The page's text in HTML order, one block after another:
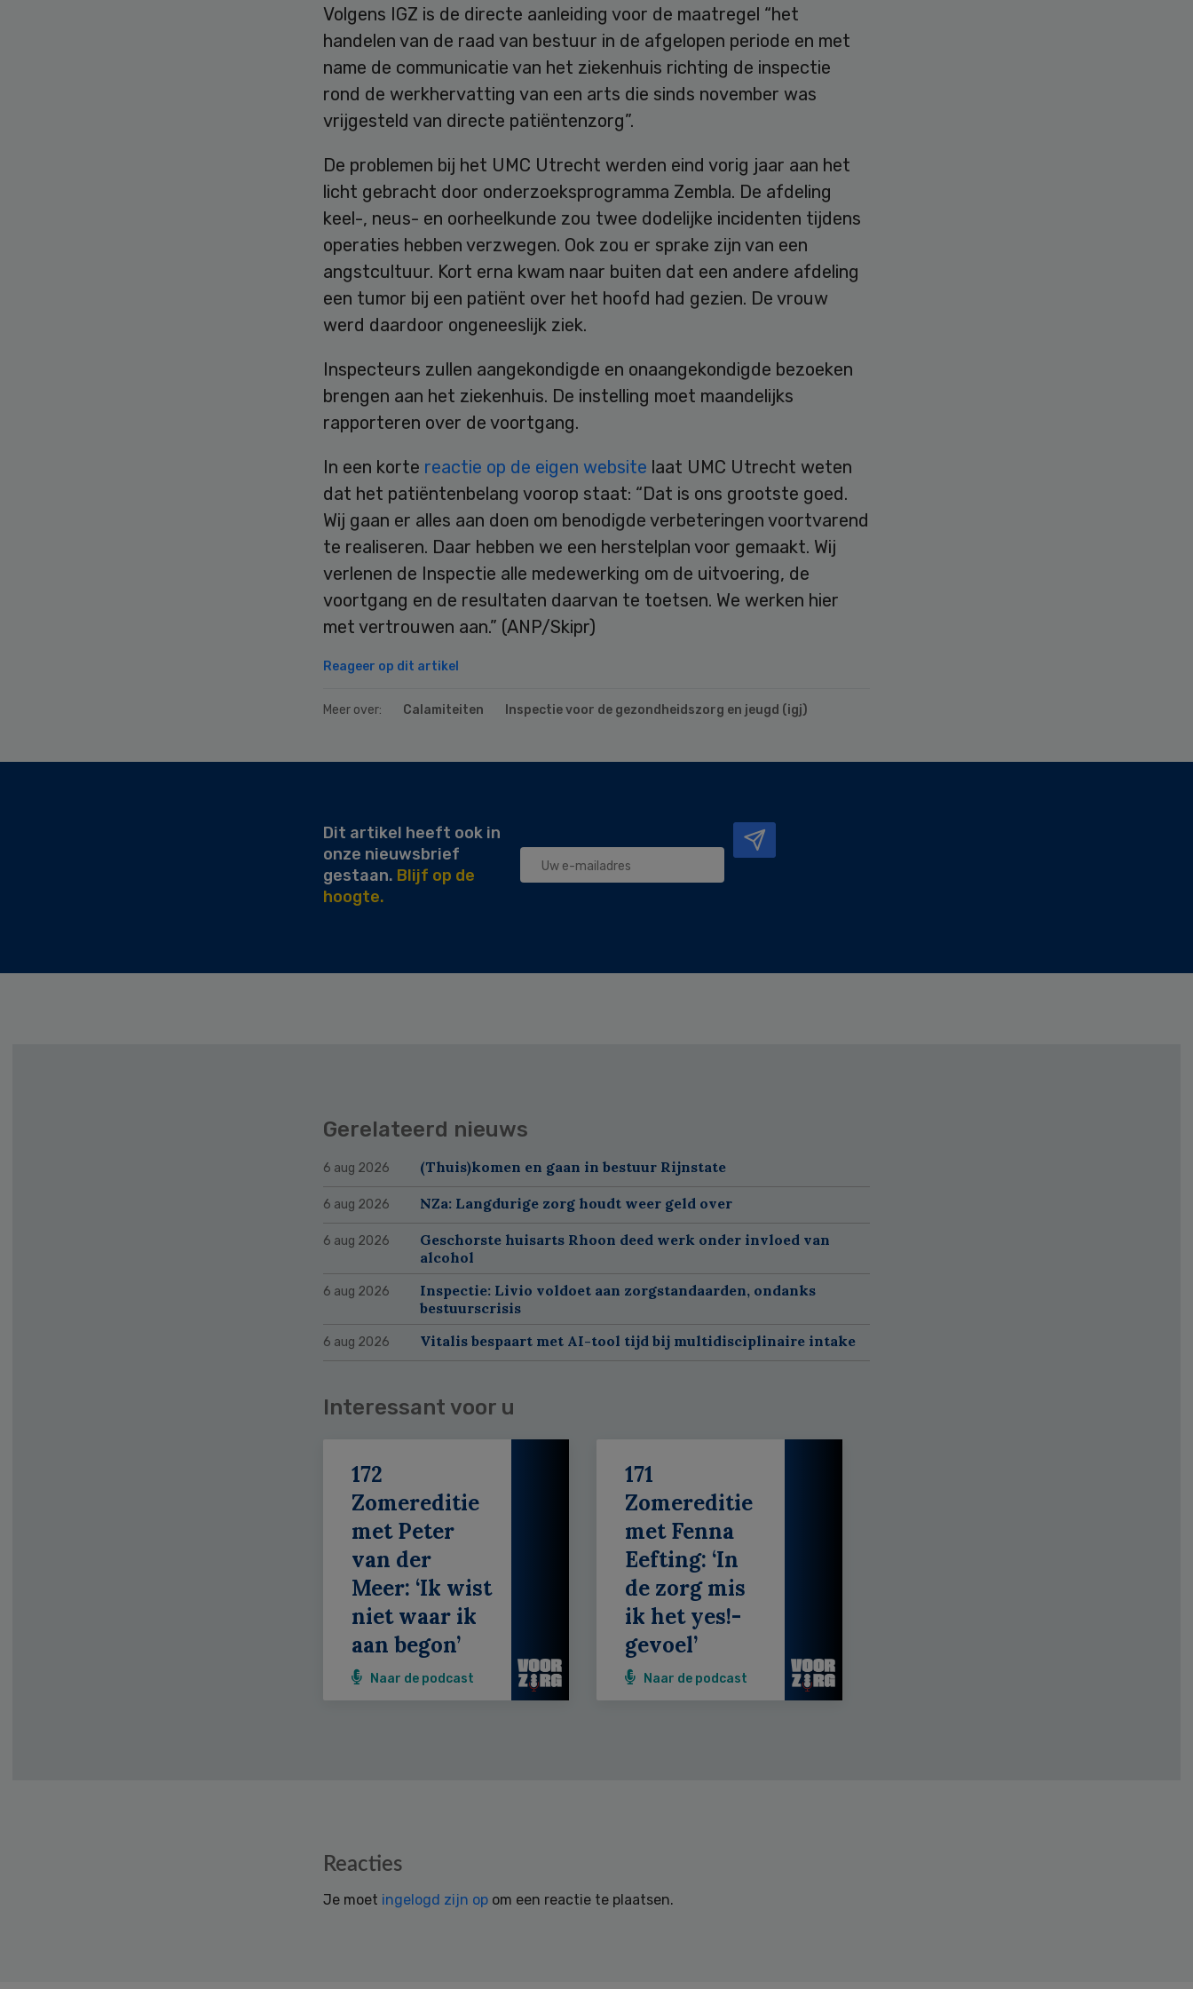
Volgens IGZ is de directe aanleiding voor de maatregel “het
handelen van de raad van bestuur in de afgelopen periode en met
name de communicatie van het ziekenhuis richting de inspectie
rond de werkhervatting van een arts die sinds november was
vrijgesteld van directe patiëntenzorg”.
De problemen bij het UMC Utrecht werden eind vorig jaar aan het
licht gebracht door onderzoeksprogramma Zembla. De afdeling
keel-, neus- en oorheelkunde zou twee dodelijke incidenten tijdens
operaties hebben verzwegen. Ook zou er sprake zijn van een
angstcultuur. Kort erna kwam naar buiten dat een andere afdeling
een tumor bij een patiënt over het hoofd had gezien. De vrouw
werd daardoor ongeneeslijk ziek.
Inspecteurs zullen aangekondigde en onaangekondigde bezoeken
brengen aan het ziekenhuis. De instelling moet maandelijks
rapporteren over de voortgang.
In een korte reactie op de eigen website laat UMC Utrecht weten
dat het patiëntenbelang voorop staat: “Dat is ons grootste goed.
Wij gaan er alles aan doen om benodigde verbeteringen voortvarend
te realiseren. Daar hebben we een herstelplan voor gemaakt. Wij
verlenen de Inspectie alle medewerking om de uitvoering, de
voortgang en de resultaten daarvan te toetsen. We werken hier
met vertrouwen aan.” (ANP/Skipr)
Reageer op dit artikel
Meer over: Calamiteiten Inspectie voor de gezondheidszorg en jeugd (igj)
Dit artikel heeft ook in
onze nieuwsbrief
gestaan. Blijf op de
hoogte.
Gerelateerd nieuws
6 aug 2026 (Thuis)komen en gaan in bestuur Rijnstate
6 aug 2026 NZa: Langdurige zorg houdt weer geld over
6 aug 2026
Geschorste huisarts Rhoon deed werk onder invloed van
alcohol
6 aug 2026
Inspectie: Livio voldoet aan zorgstandaarden, ondanks
bestuurscrisis
6 aug 2026 Vitalis bespaart met AI-tool tijd bij multidisciplinaire intake
Interessant voor u
172
Zomereditie
met Peter
van der
Meer: ‘Ik wist
niet waar ik
aan begon’
Naar de podcast
171
Zomereditie
met Fenna
Eefting: ‘In
de zorg mis
ik het yes!-
gevoel’
Naar de podcast
Reacties
Je moet ingelogd zijn op om een reactie te plaatsen.